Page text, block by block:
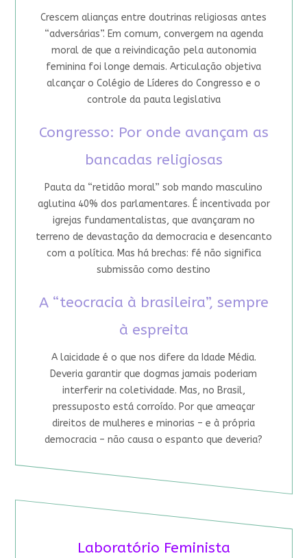
Crescem alianças entre doutrinas religiosas antes
“adversárias”. Em comum, convergem na agenda
moral de que a reivindicação pela autonomia
feminina foi longe demais. Articulação objetiva
alcançar o Colégio de Líderes do Congresso e o
controle da pauta legislativa
Congresso: Por onde avançam as
bancadas religiosas
Pauta da “retidão moral” sob mando masculino
aglutina 40% dos parlamentares. É incentivada por
igrejas fundamentalistas, que avançaram no
terreno de devastação da democracia e desencanto
com a política. Mas há brechas: fé não significa
submissão como destino
A “teocracia à brasileira”, sempre
à espreita
A laicidade é o que nos difere da Idade Média.
Deveria garantir que dogmas jamais poderiam
interferir na coletividade. Mas, no Brasil,
pressuposto está corroído. Por que ameaçar
direitos de mulheres e minorias – e à própria
democracia – não causa o espanto que deveria?
Laboratório Feminista